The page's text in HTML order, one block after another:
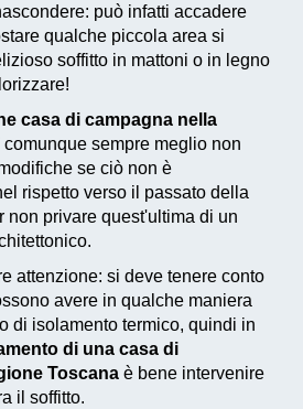
può infatti accadere
qualche piccola area si
soffitto in mattoni o in legno
casa di campagna nella
comunque sempre meglio non
se ciò non è
rispetto verso il passato della
non privare quest'ultima di un
attenzione: si deve tenere conto
avere in qualche maniera
di isolamento termico, quindi in
di una casa di
Toscana è bene intervenire
il soffitto.